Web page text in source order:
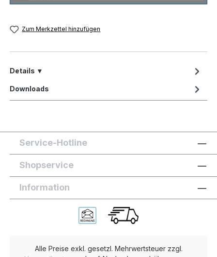
Zum Merkzettel hinzufügen
Details ▼
Downloads
Service-Hotline
Shopservice
Information
Alle Preise exkl. gesetzl. Mehrwertsteuer zzgl.